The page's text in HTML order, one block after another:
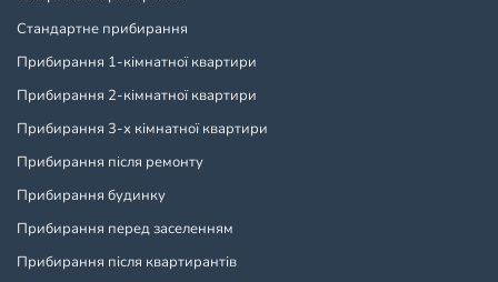
Стандартне прибирання
Прибирання 1-кімнатної квартири
Прибирання 2-кімнатної квартири
Прибирання 3-х кімнатної квартири
Прибирання після ремонту
Прибирання будинку
Прибирання перед заселенням
Прибирання після квартирантів